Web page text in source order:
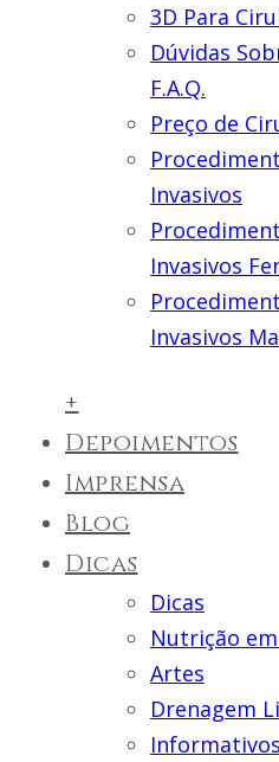
3D Para
Dúvidas
F.A.Q.
Preço de
Invasivos
Invasivos
Invasivos
+
Depoimentos
Imprensa
Blog
Dicas
Dicas
Nutrição
Artes
Drenagem
Informativos